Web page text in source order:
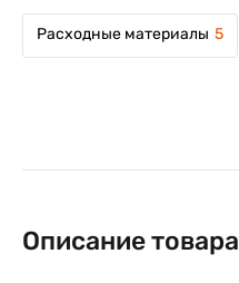
Расходные материалы 5
Описание товара